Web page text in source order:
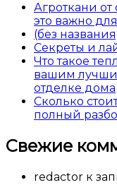
Агроткани
это важно
(без
Секреты и
Что такое
вашим
отделке дома
Сколько
полный
Свежие
redactor к